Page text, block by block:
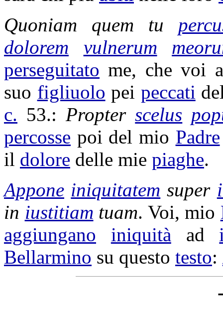
Quoniam quem tu
dolorem
vulnerum
perseguitato me, che voi
suo figliuolo pei peccati
c. 53.:Propterscelus
percosse poi del mio Padre
il dolore delle mie piaghe.
Appone iniquitatem super
in iustitiam tuam. Voi, mio
aggiungano
iniquità ad
Bellarmino su questo testo: